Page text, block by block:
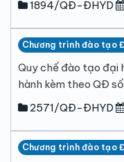
1894/QĐ-ĐHYD
Chương trình đào tạo
Quy chế đào tạo đại
hành kèm theo QĐ
2571/QĐ-ĐHYD
Chương trình đào tạo